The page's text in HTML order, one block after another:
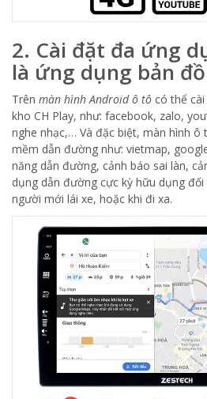
2. Cài đặt đa ứng
là ứng dụng bản
Trên màn hình Android ô tô có thể
kho CH Play, như: facebook, zalo,
nghe nhạc,… Và đặc biệt, màn hình ô
mềm dẫn đường như: vietmap,
năng dẫn đường, cảnh báo sai làn,
dụng dẫn đường cực kỳ hữu dụng
người mới lái xe, hoặc khi đi xa.